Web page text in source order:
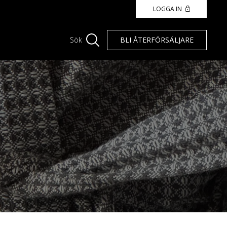
LOGGA IN
Sök BLI ÅTERFÖRSÄLJARE